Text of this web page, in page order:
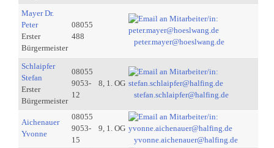
Mayer Dr.
Peter
Erster
Bürgermeister
08055
488
peter.mayer@hoeslwang.de
Schlaipfer
Stefan
Erster
Bürgermeister
08055
9053-
12
8, 1. OG
stefan.schlaipfer@halfing.de
Aichenauer
Yvonne
08055
9053-
15
9, 1. OG
yvonne.aichenauer@halfing.de